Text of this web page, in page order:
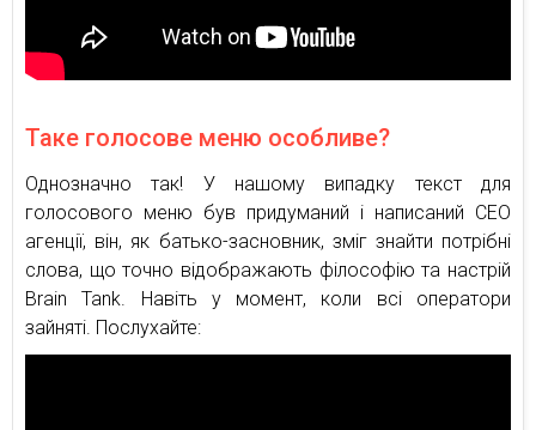
Таке голосове меню особливе?
Однозначно так! У нашому випадку текст для
голосового меню був придуманий і написаний CEO
агенції, він, як батько-засновник, зміг знайти потрібні
слова, що точно відображають філософію та настрій
Brain Tank. Навіть у момент, коли всі оператори
зайняті. Послухайте: